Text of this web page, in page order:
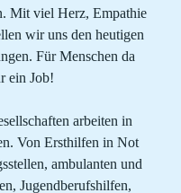
Mit viel Herz, Empathie
wir uns den heutigen
Für Menschen da
ein Job!
arbeiten in
Von Ersthilfen in Not
ambulanten und
Jugendberufshilfen,